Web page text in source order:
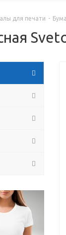
для печати -